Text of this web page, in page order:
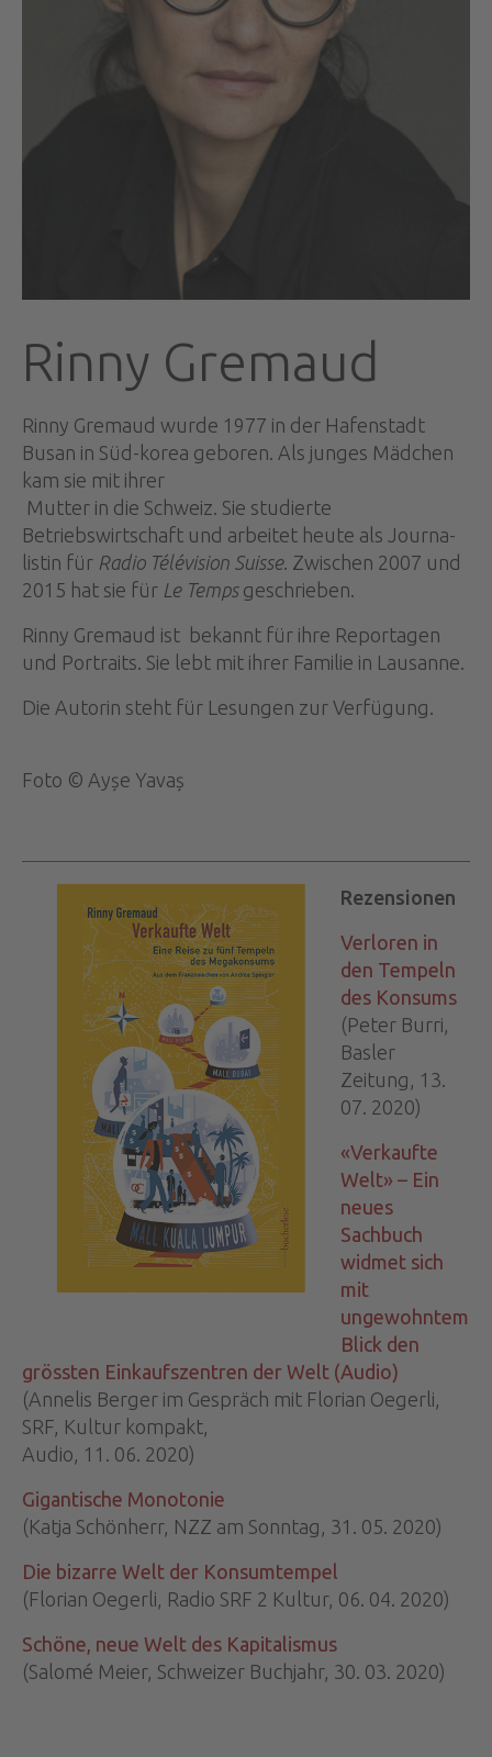
Rinny Gremaud
Rinny Gremaud wurde 1977 in der Hafenstadt
Busan in Süd-korea geboren. Als junges Mädchen
kam sie mit ihrer
Mutter in die Schweiz. Sie studierte
Betriebswirtschaft und arbeitet heute als Journa-
listin für Radio Télévision Suisse. Zwischen 2007 und
2015 hat sie für Le Tempsgeschrieben.
Rinny Gremaud ist bekannt für ihre Reportagen
und Portraits. Sie lebt mit ihrer Familie in Lausanne.
Die Autorin steht für Lesungen zur Verfügung.
Foto © Ayșe Yavaș
Rezensionen
Verloren in
den Tempeln
des Konsums
(Peter Burri,
Basler
Zeitung, 13.
07. 2020)
«Verkaufte
Welt» – Ein
neues
Sachbuch
widmet sich
mit
ungewohntem
Blick den
grössten Einkaufszentren der Welt (Audio)
(Annelis Berger im Gespräch mit Florian Oegerli,
SRF, Kultur kompakt,
Audio, 11. 06. 2020)
Gigantische Monotonie
(Katja Schönherr, NZZ am Sonntag, 31. 05. 2020)
Die bizarre Welt der Konsumtempel
(Florian Oegerli, Radio SRF 2 Kultur, 06. 04. 2020)
Schöne, neue Welt des Kapitalismus
(Salomé Meier, Schweizer Buchjahr, 30. 03. 2020)